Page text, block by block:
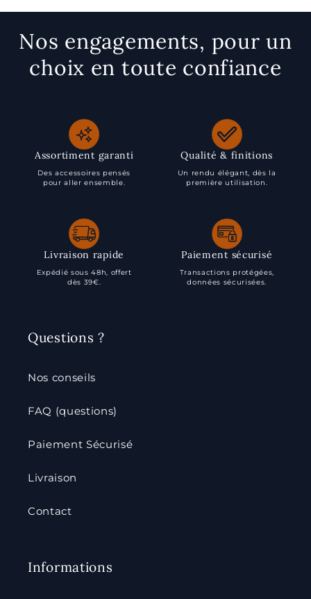
Nos engagements, pour un
choix en toute confiance
Assortiment garanti
Des accessoires pensés
pour aller ensemble.
Qualité & finitions
Un rendu élégant, dès la
première utilisation.
Livraison rapide
Expédié sous 48h, offert
dès 39€.
Paiement sécurisé
Transactions protégées,
données sécurisées.
Questions ?
Nos conseils
FAQ (questions)
Paiement Sécurisé
Livraison
Contact
Informations